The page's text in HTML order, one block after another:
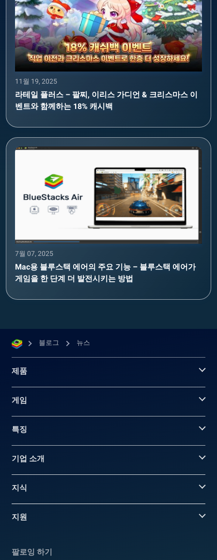
11월 19, 2025
라테일 플러스 – 팔찌, 이리스 가디언 & 크리스마스 이
벤트와 함께하는 18% 캐시백
7월 07, 2025
Mac용 블루스택 에어의 주요 기능 – 블루스택 에어가
게임을 한 단계 더 발전시키는 방법
블로그 뉴스
제품
게임
특징
기업 소개
지식
지원
팔로잉 하기